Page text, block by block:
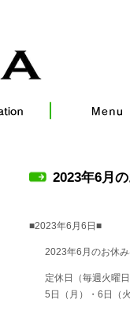
2023年6月
■2023年6月6日■
2023年6月のお休
定休日（毎週火曜
5日（月）・6日（